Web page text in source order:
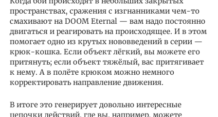
пространствах, сражения с изгнанниками чем-то
смахивают на DOOM Eternal — вам надо постоянно
двигаться и реагировать на происходящее. И в этом
помогает одно из крутых нововведений в серии —
крюк-кошка. Если объект лёгкий, вы можете его
притянуть; если объект тяжёлый, вас притягивает
к нему. А в полёте крюком можно немного
корректировать направление движения.
В итоге это генерирует довольно интересные
цепочки действий, где вы, например, можете